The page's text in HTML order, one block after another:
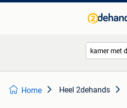
Home Heel 2dehands